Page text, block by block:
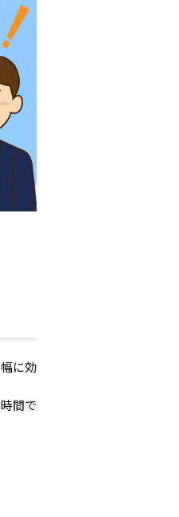
に効
間で